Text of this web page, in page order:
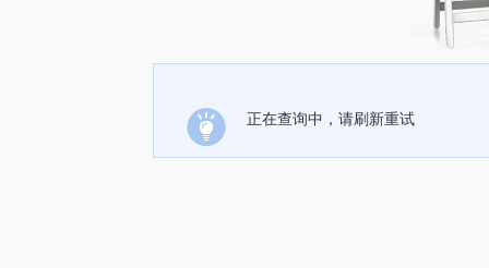
正在查询中，请刷新重试